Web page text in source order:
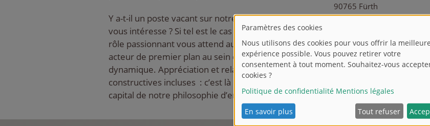
Y a-t-il un poste vacant sur notre site Web qui
vous intéresse ? Si tel est le cas : postulez ! Un
rôle passionnant vous attend auprès d’un
acteur de premier plan au sein d’une industrie
dynamique. Appréciation et relations de travail
constructives incluses : c’est là un élément
capital de notre philosophie d’entreprise.
90765 Fürth
F +49 911 9765-500
Ea.fees@simba -d ickie.com